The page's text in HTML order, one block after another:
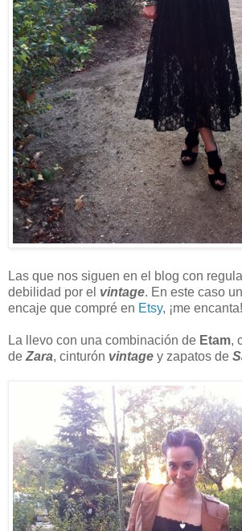
Las que nos siguen en el blog con
debilidad por el vintage. En este caso
encaje que compré en Etsy, ¡me encanta!
La llevo con una combinación de Etam,
de Zara, cinturón vintage y zapatos de